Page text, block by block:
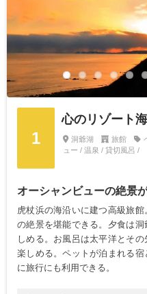
1
心のリゾート
洞爺湖 旅館
ュー / 温泉 / 貸切風呂 /
オーシャンビューの絶景
虎杖浜の海沿いに建つ高級旅
の絶景を堪能できる。夕食は
しめる。お風呂は太平洋とそ
楽しめる。ペットが泊まれる
に旅行にも利用できる。